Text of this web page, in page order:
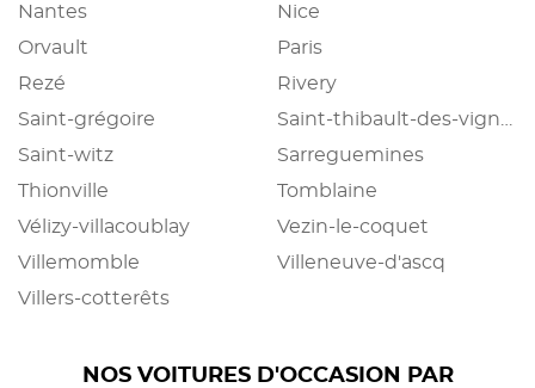
Nantes
Nice
Orvault
Paris
Rezé
Rivery
Saint-grégoire
Saint-witz
Sarreguemines
Thionville
Tomblaine
Vélizy-villacoublay
Vezin-le-coquet
Villemomble
Villeneuve-d'ascq
Villers-cotterêts
NOS VOITURES D'OCCASION PAR